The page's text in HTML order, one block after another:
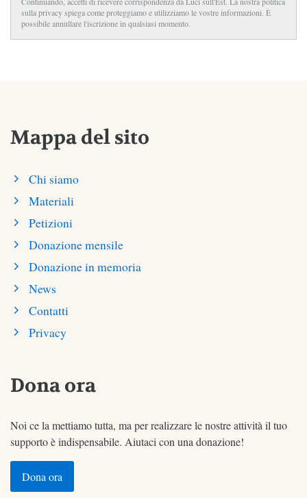
sulla privacy spiega come proteggiamo e utilizziamo le vostre informazioni. È
possibile annullare l'iscrizione in qualsiasi momento.
Mappa del sito
Chi siamo
Materiali
Petizioni
Donazione mensile
Donazione in memoria
News
Contatti
Privacy
Dona ora
Noi ce la mettiamo tutta, ma per realizzare le nostre attività il tuo
supporto è indispensabile. Aiutaci con una donazione!
Dona ora